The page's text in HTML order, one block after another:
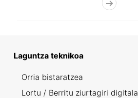
Laguntza teknikoa
Orria bistaratzea
Lortu / Berritu ziurtagiri digitala